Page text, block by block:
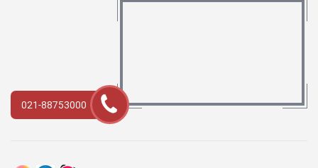
021-88753000